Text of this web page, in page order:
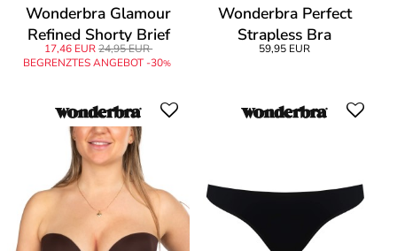
Wonderbra Glamour
Refined Shorty Brief
17,46 EUR24,95 EUR
BEGRENZTES ANGEBOT -30%
Wonderbra Perfect
Strapless Bra
59,95 EUR